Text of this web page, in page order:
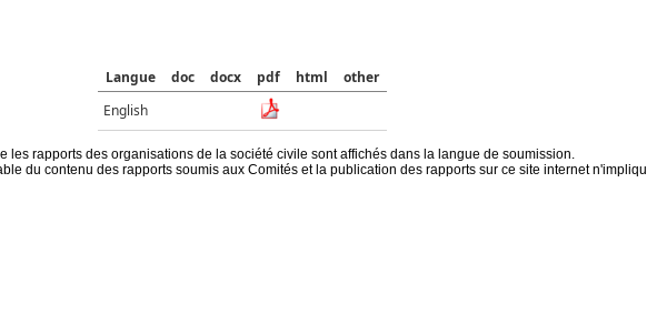
Langue doc docx pdf html
other
English
les rapports des organisations de la société civile sont affichés dans la langue de soumission.
du contenu des rapports soumis aux Comités et la publication des rapports sur ce site internet n'impliqu